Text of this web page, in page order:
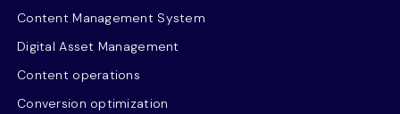
Content Management System
Digital Asset Management
Content operations
Conversion optimization